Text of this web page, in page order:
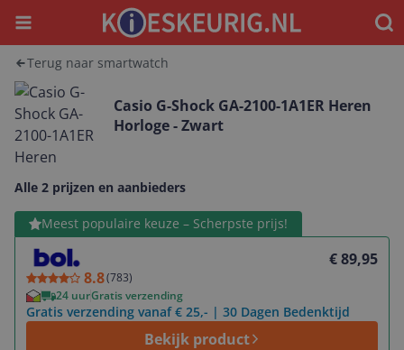
Menu
Terug naar smartwatch
Casio G-Shock GA-2100-1A1ER Heren
Horloge - Zwart
Alle 2 prijzen en aanbieders
Meest populaire keuze – Scherpste prijs!
8.8(783)
€ 89,95
24 uurGratis verzending
Gratis verzending vanaf € 25,- | 30 Dagen Bedenktijd
Bekijk product
Bekijk product